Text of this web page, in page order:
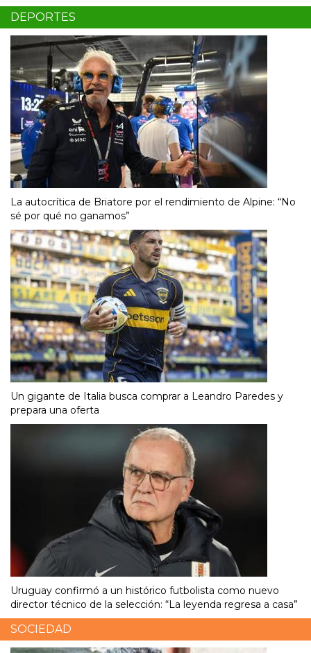
DEPORTES
La autocrítica de Briatore por el rendimiento de Alpine: “No
sé por qué no ganamos”
Un gigante de Italia busca comprar a Leandro Paredes y
prepara una oferta
Uruguay confirmó a un histórico futbolista como nuevo
director técnico de la selección: “La leyenda regresa a casa”
SOCIEDAD